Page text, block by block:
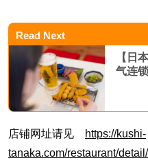
Read Next
【日
气连
店铺网址请见
https://kushi-
tanaka.com/restaurant/